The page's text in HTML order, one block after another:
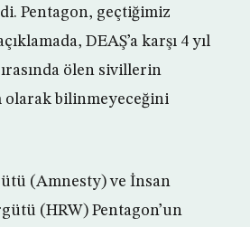
Pentagon, geçtiğimiz
DEAŞ’a karşı 4 yıl
ölen sivillerin
olarak bilinmeyeceğini
(Amnesty) ve İnsan
(HRW) Pentagon’un